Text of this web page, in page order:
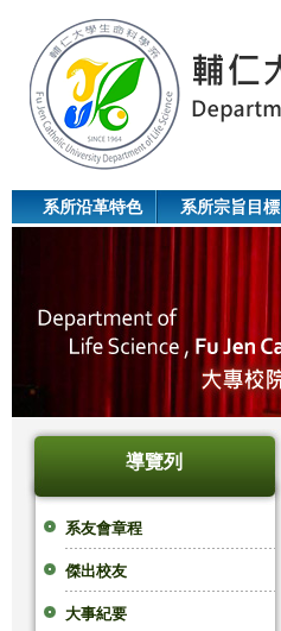
系所沿革特色 系所宗旨目標
導覽列
系友會章程
傑出校友
大事紀要